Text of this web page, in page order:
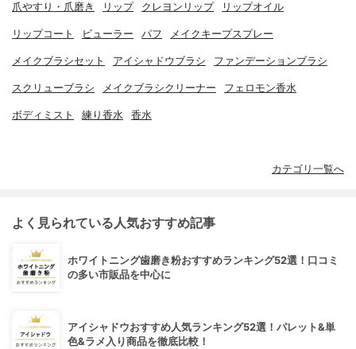
爪やすり・爪磨き リップ クレヨンリップ リップオイル
リップコート ビューラー パフ メイクキープスプレー
メイクブラシセット アイシャドウブラシ ファンデーションブラシ
スクリューブラシ メイクブラシクリーナー フェロモン香水
ボディミスト 練り香水 香水
カテゴリ一覧へ
よく見られている人気おすすめ記事
ホワイトニング歯磨き粉おすすめランキング52選！口コミ
の多い市販品を中心に
アイシャドウおすすめ人気ランキング52選！パレット&単
色&ラメ入り商品を徹底比較！